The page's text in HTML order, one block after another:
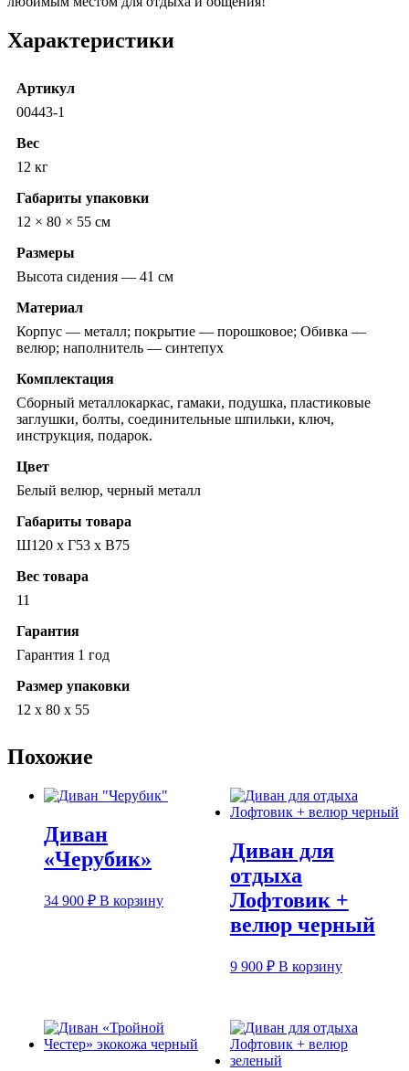
Характеристики
Артикул
00443-1
Вес
12 кг
Габариты упаковки
12 × 80 × 55 см
Размеры
Высота сидения — 41 см
Материал
Корпус — металл; покрытие — порошковое; Обивка —
велюр; наполнитель — синтепух
Комплектация
Сборный металлокаркас, гамаки, подушка, пластиковые
заглушки, болты, соединительные шпильки, ключ,
инструкция, подарок.
Цвет
Белый велюр, черный металл
Габариты товара
Ш120 х Г53 х В75
Вес товара
11
Гарантия
Гарантия 1 год
Размер упаковки
12 х 80 х 55
Похожие
Диван
«Черубик»
34 900 ₽ В корзину
Диван для
отдыха
Лофтовик +
велюр черный
9 900 ₽ В корзину